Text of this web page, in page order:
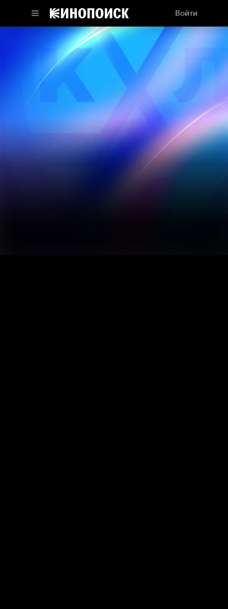
Войти